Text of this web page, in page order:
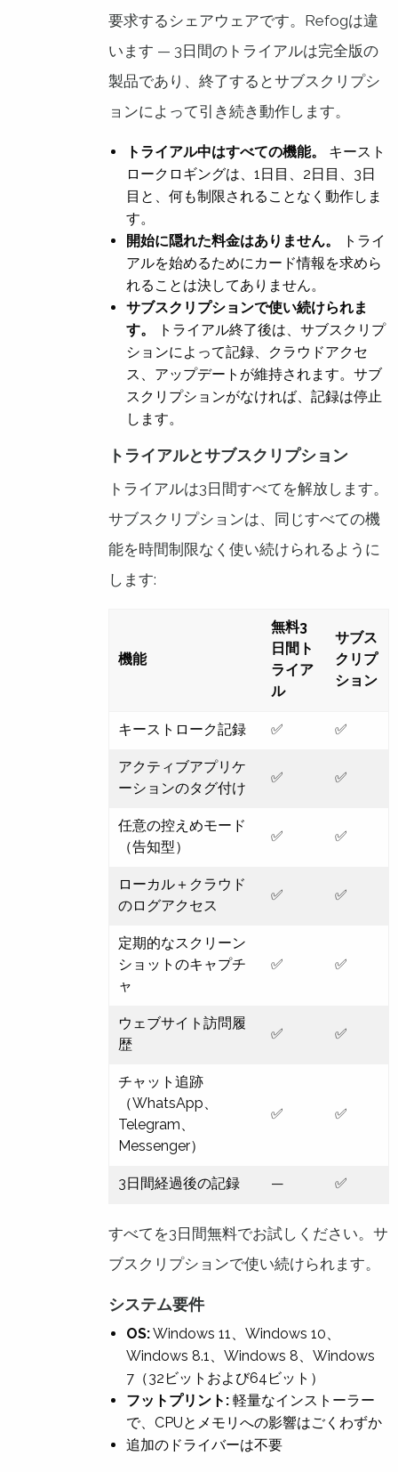
要求するシェアウェアです。Refogは違
います — 3日間のトライアルは完全版の
製品であり、終了するとサブスクリプシ
ョンによって引き続き動作します。
トライアル中はすべての機能。
キースト
ロークロギングは、1日目、2日目、3日
目と、何も制限されることなく動作しま
す。
開始に隠れた料金はありません。
トライ
アルを始めるためにカード情報を求めら
れることは決してありません。
サブスクリプションで使い続けられま
す。
トライアル終了後は、サブスクリプ
ションによって記録、クラウドアクセ
ス、アップデートが維持されます。サブ
スクリプションがなければ、記録は停止
します。
トライアルとサブスクリプション
トライアルは3日間すべてを解放します。
サブスクリプションは、同じすべての機
能を時間制限なく使い続けられるように
します:
機能
無料3
日間ト
ライア
ル
サブス
クリプ
ション
キーストローク記録 ✅ ✅
アクティブアプリケ
ーションのタグ付け
✅ ✅
任意の控えめモード
（告知型）
✅ ✅
ローカル＋クラウド
のログアクセス
✅ ✅
定期的なスクリーン
ショットのキャプチ
ャ
✅ ✅
ウェブサイト訪問履
歴
✅ ✅
チャット追跡
（WhatsApp、
Telegram、
Messenger）
✅ ✅
3日間経過後の記録 — ✅
すべてを3日間無料でお試しください。サ
ブスクリプションで使い続けられます。
システム要件
OS:Windows 11、Windows 10、
Windows 8.1、Windows 8、Windows
7（32ビットおよび64ビット）
フットプリント: 軽量なインストーラー
で、CPUとメモリへの影響はごくわずか
追加のドライバーは不要